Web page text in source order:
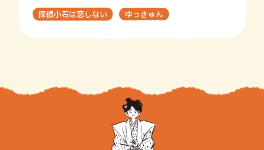
探偵小石は恋しない
ゆっきゅん